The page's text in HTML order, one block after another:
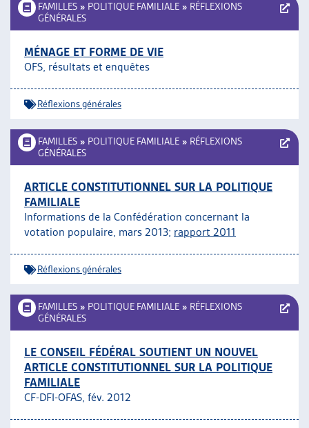
FAMILLES » POLITIQUE FAMILIALE » RÉFLEXIONS
GÉNÉRALES
MÉNAGE ET FORME DE VIE
OFS, résultats et enquêtes
Réflexions générales
FAMILLES » POLITIQUE FAMILIALE » RÉFLEXIONS
GÉNÉRALES
ARTICLE CONSTITUTIONNEL SUR LA POLITIQUE
FAMILIALE
Informations de la Confédération concernant la
votation populaire, mars 2013; rapport 2011
Réflexions générales
FAMILLES » POLITIQUE FAMILIALE » RÉFLEXIONS
GÉNÉRALES
LE CONSEIL FÉDÉRAL SOUTIENT UN NOUVEL
ARTICLE CONSTITUTIONNEL SUR LA POLITIQUE
FAMILIALE
CF-DFI-OFAS, fév. 2012